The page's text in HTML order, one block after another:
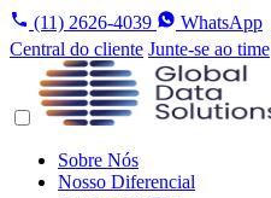
(11) 2626-4039
WhatsApp
Central do cliente Junte-se ao time
Sobre Nós
Nosso Diferencial